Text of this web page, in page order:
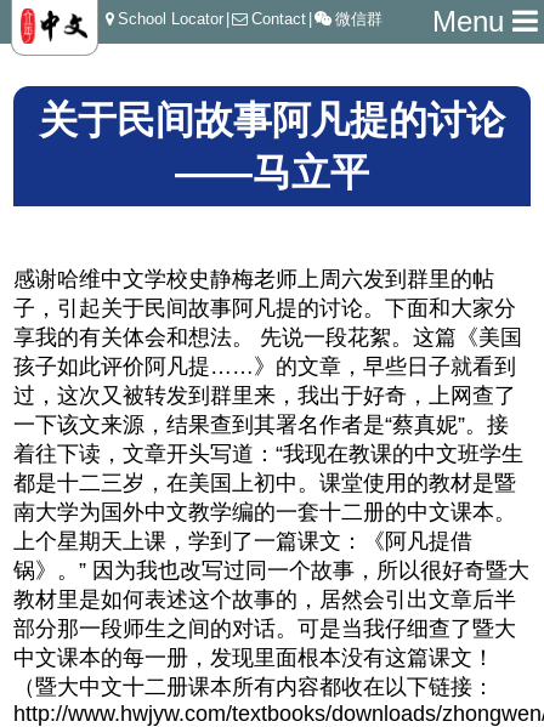
Menu
School Locator Contact 微信群
关于民间故事阿凡提的讨论
——马立平
感谢哈维中文学校史静梅老师上周六发到群里的帖
子，引起关于民间故事阿凡提的讨论。下面和大家分
享我的有关体会和想法。 先说一段花絮。这篇《美国
孩子如此评价阿凡提……》的文章，早些日子就看到
过，这次又被转发到群里来，我出于好奇，上网查了
一下该文来源，结果查到其署名作者是“蔡真妮”。接
着往下读，文章开头写道：“我现在教课的中文班学生
都是十二三岁，在美国上初中。课堂使用的教材是暨
南大学为国外中文教学编的一套十二册的中文课本。
上个星期天上课，学到了一篇课文：《阿凡提借
锅》。” 因为我也改写过同一个故事，所以很好奇暨大
教材里是如何表述这个故事的，居然会引出文章后半
部分那一段师生之间的对话。可是当我仔细查了暨大
中文课本的每一册，发现里面根本没有这篇课文！
（暨大中文十二册课本所有内容都收在以下链接：
http://www.hwjyw.com/textbooks/downloads/